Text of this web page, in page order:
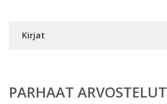
Kirjat
PARHAAT ARVOSTELUT